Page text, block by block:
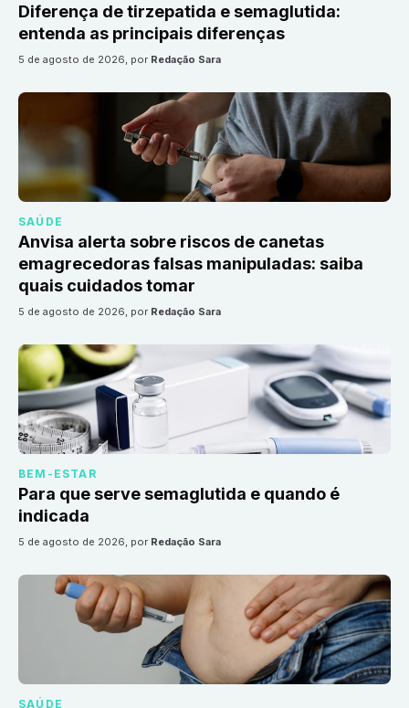
Diferença de tirzepatida e semaglutida:
entenda as principais diferenças
5 de agosto de 2026, por Redação Sara
SAÚDE
Anvisa alerta sobre riscos de canetas
emagrecedoras falsas manipuladas: saiba
quais cuidados tomar
5 de agosto de 2026, por Redação Sara
BEM-ESTAR
Para que serve semaglutida e quando é
indicada
5 de agosto de 2026, por Redação Sara
SAÚDE